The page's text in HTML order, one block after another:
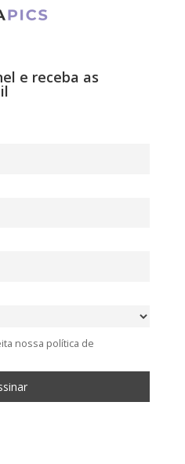
e receba as
nossa política de